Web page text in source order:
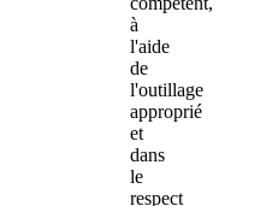
à
l'aide
de
l'outillage
approprié
et
dans
le
respect